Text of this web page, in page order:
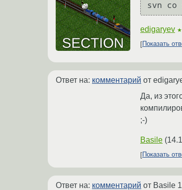
svn
edigaryev
Показать
Ответ на: комментарий от
Да, из
;-)
Basile (
Показать
Ответ на: комментарий от Basile